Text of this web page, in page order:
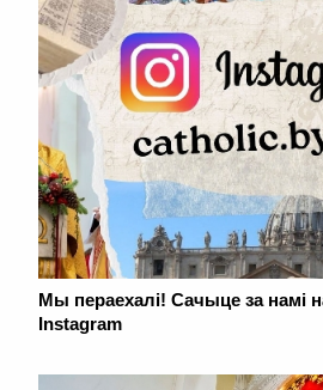
Мы пераехалі! Сачыце за намі
Instagram